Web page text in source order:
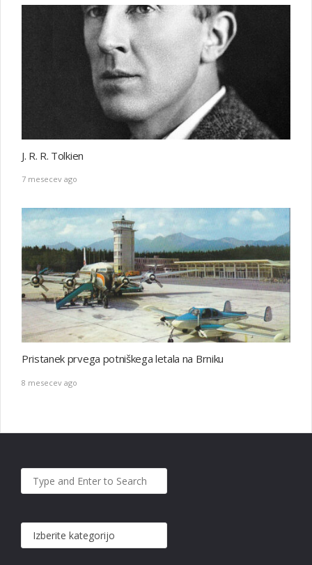
J. R. R. Tolkien
7 mesecev ago
Pristanek prvega potniškega letala na Brniku
8 mesecev ago